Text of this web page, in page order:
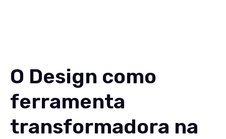
O Design como
ferramenta
transformadora na